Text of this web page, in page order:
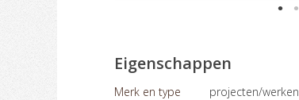
Eigenschappen
Merk en type
projecten/werken